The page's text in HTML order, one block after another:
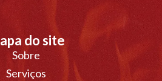
do site
Sobre
Serviços